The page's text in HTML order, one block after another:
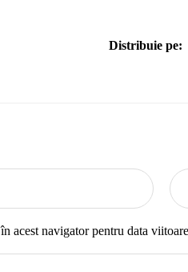
Distribuie pe:
acest navigator pentru data